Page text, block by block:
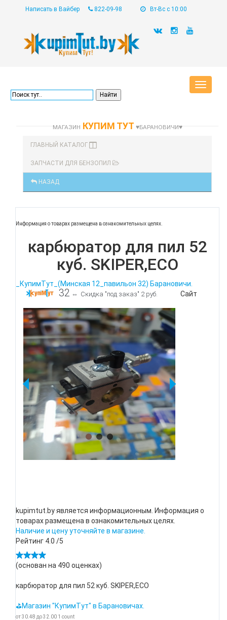
Написать в Вайбер 822-09-98 Вт-Вс с 10:00
Toggle
МАГАЗИН КУПИМ ТУТ ♥БАРАНОВИЧИ♥
ГЛАВНЫЙ КАТАЛОГ
ЗАПЧАСТИ ДЛЯ БЕНЗОПИЛ
НАЗАД
Информация о товарах размещена в ознакомительных целях.
карбюратор для пил 52
куб. SKIPER,ECO
_КупимТут_(Минская 12_павильон 32) Барановичи.
32 ⇔ Скидка "под заказ" 2 руб. Сайт
kupimtut.by является информационным. Информация о
товарах размещена в ознакомительных целях.
Наличие и цену уточняйте в магазине.
Рейтинг 4.0 /5
(основан на 490 оценках)
карбюратор для пил 52 куб. SKIPER,ECO
⛳Магазин "КупимТут" в Барановичах.
от30.48 до32.00 1 count